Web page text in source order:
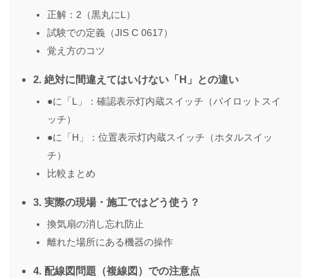
正解：2（黒丸にL）
試験での定義（JIS C 0617）
覚え方のコツ
2. 絶対に間違えてはいけない「H」との違い
●に「L」：確認表示灯内蔵スイッチ（パイロットスイ
ッチ）
●に「H」：位置表示灯内蔵スイッチ（ホタルスイッ
チ）
比較まとめ
3. 実際の現場・施工ではどう使う？
換気扇の消し忘れ防止
離れた場所にある機器の操作
4. 配線図問題（複線図）での注意点